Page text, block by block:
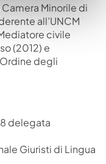
Minorile di
all’UNCM
civile
(2012) e
degli
delegata
Giuristi di Lingua